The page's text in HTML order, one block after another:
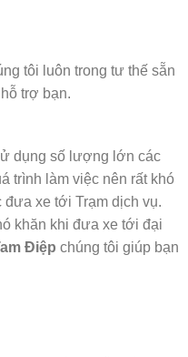
tôi luôn trong tư thế sẵn
trợ bạn.
dụng số lượng lớn các
trình làm việc nên rất khó
xe tới Trạm dịch vụ.
khăn khi đưa xe tới đại
Điệp chúng tôi giúp bạn